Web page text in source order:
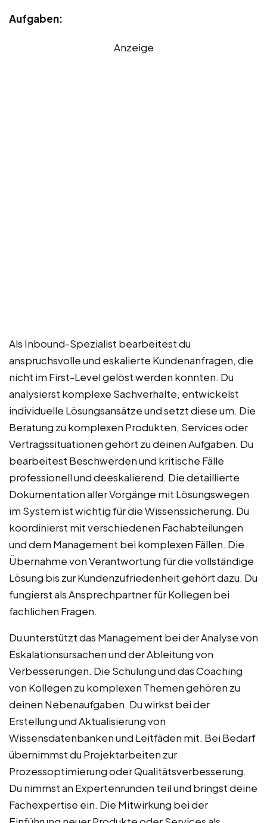
Aufgaben:
Anzeige
Als Inbound-Spezialist bearbeitest du
anspruchsvolle und eskalierte Kundenanfragen, die
nicht im First-Level gelöst werden konnten. Du
analysierst komplexe Sachverhalte, entwickelst
individuelle Lösungsansätze und setzt diese um. Die
Beratung zu komplexen Produkten, Services oder
Vertragssituationen gehört zu deinen Aufgaben. Du
bearbeitest Beschwerden und kritische Fälle
professionell und deeskalierend. Die detaillierte
Dokumentation aller Vorgänge mit Lösungswegen
im System ist wichtig für die Wissenssicherung. Du
koordinierst mit verschiedenen Fachabteilungen
und dem Management bei komplexen Fällen. Die
Übernahme von Verantwortung für die vollständige
Lösung bis zur Kundenzufriedenheit gehört dazu. Du
fungierst als Ansprechpartner für Kollegen bei
fachlichen Fragen.
Du unterstützt das Management bei der Analyse von
Eskalationsursachen und der Ableitung von
Verbesserungen. Die Schulung und das Coaching
von Kollegen zu komplexen Themen gehören zu
deinen Nebenaufgaben. Du wirkst bei der
Erstellung und Aktualisierung von
Wissensdatenbanken und Leitfäden mit. Bei Bedarf
übernimmst du Projektarbeiten zur
Prozessoptimierung oder Qualitätsverbesserung.
Du nimmst an Expertenrunden teil und bringst deine
Fachexpertise ein. Die Mitwirkung bei der